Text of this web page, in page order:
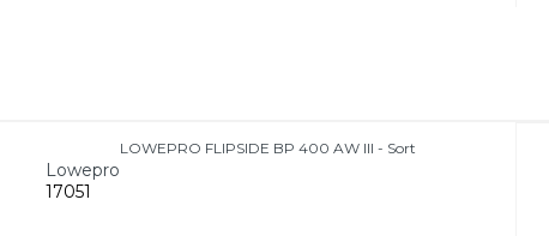
LOWEPRO FLIPSIDE BP 400 AW III - Sort
Lowepro
17051